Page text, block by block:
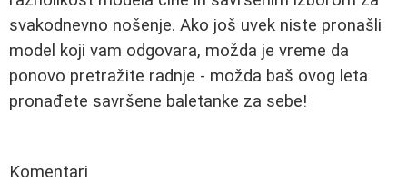
svakodnevno nošenje. Ako još uvek niste pronašli
model koji vam odgovara, možda je vreme da
ponovo pretražite radnje - možda baš ovog leta
pronađete savršene baletanke za sebe!
Komentari